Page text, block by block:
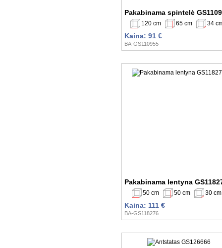
Pakabinama spintelė
120 cm 65 cm 34
Kaina: 91 €
BA-GS110955
Pakabinama lentyna
50 cm 50 cm 30 cm
Kaina: 111 €
BA-GS118276